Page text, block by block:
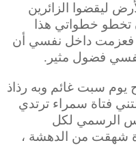
ليقضوا الزائرين
تخطو خطواتي هذا
، فعزمت داخل نفسي أن
فضول مثير.
سبت غائم وبه رذاذ
فتاة سمراء ترتدي
الرسمي لكل
شهقت من الدهشة ،